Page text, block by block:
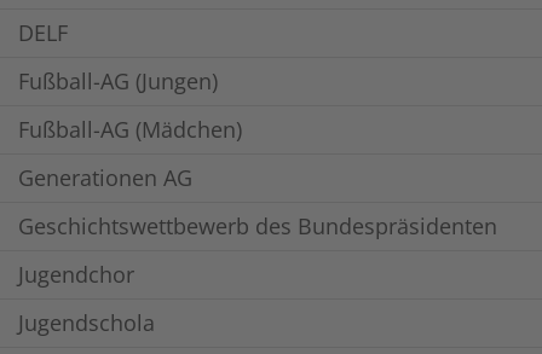
DELF
Fußball-AG (Jungen)
Fußball-AG (Mädchen)
Generationen AG
Geschichtswettbewerb des Bundespräsidenten
Jugendchor
Jugendschola